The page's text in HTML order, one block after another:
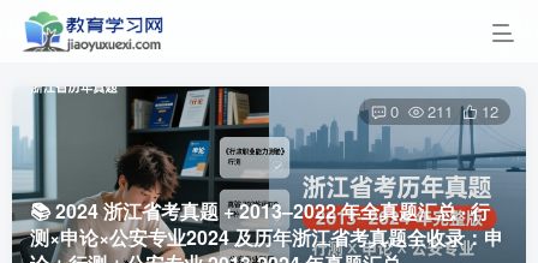
📚 2024 浙江省考真题 + 2013–2022 年全真题汇总 · 行
测×申论×公安专业2024 及历年浙江省考真题全收录：申
0 211 12